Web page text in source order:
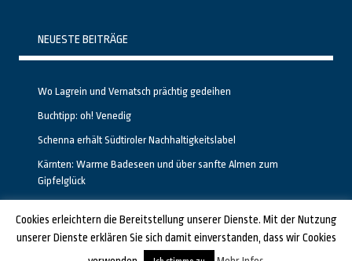
NEUESTE BEITRÄGE
Wo Lagrein und Vernatsch prächtig gedeihen
Buchtipp: oh! Venedig
Schenna erhält Südtiroler Nachhaltigkeitslabel
Kärnten: Warme Badeseen und über sanfte Almen zum
Gipfelglück
GESTALTET UND PROGRAMMIERT VON ALBERTO & FRANZ BEI LUCID.BERLIN
Cookies erleichtern die Bereitstellung unserer Dienste. Mit der Nutzung
unserer Dienste erklären Sie sich damit einverstanden, dass wir Cookies